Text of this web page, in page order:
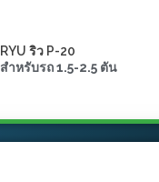
RYU ริว P-20
สำหรับรถ 1.5-2.5 ตัน